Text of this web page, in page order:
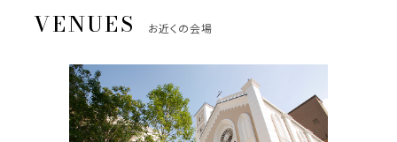
お近くの会場